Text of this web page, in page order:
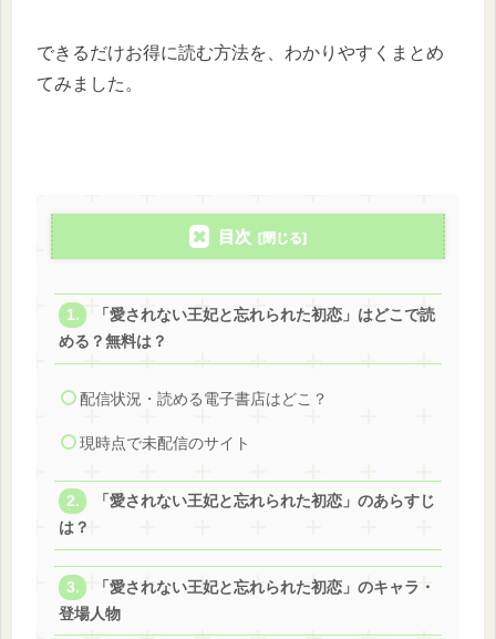
できるだけお得に読む方法を、わかりやすくまとめ
てみました。
目次
「愛されない王妃と忘れられた初恋」はどこで読
める？無料は？
配信状況・読める電子書店はどこ？
現時点で未配信のサイト
「愛されない王妃と忘れられた初恋」のあらすじ
は？
「愛されない王妃と忘れられた初恋」のキャラ・
登場人物